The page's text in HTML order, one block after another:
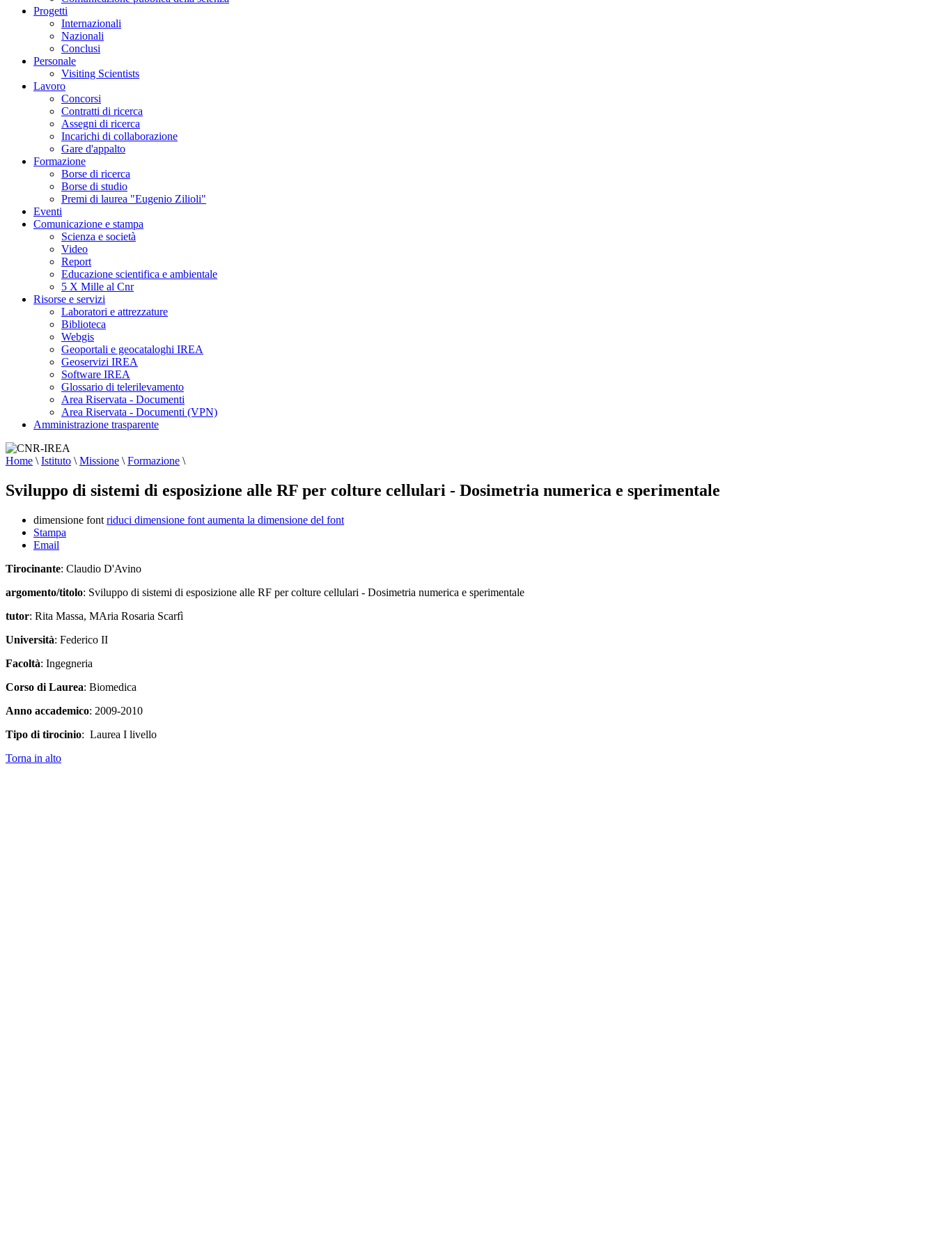
Progetti
Internazionali
Nazionali
Conclusi
Personale
Visiting Scientists
Lavoro
Concorsi
Contratti di ricerca
Assegni di ricerca
Incarichi di collaborazione
Gare d'appalto
Formazione
Borse di ricerca
Borse di studio
Premi di laurea "Eugenio Zilioli"
Eventi
Comunicazione e stampa
Scienza e società
Video
Report
Educazione scientifica e ambientale
5 X Mille al Cnr
Risorse e servizi
Laboratori e attrezzature
Biblioteca
Webgis
Geoportali e geocataloghi IREA
Geoservizi IREA
Software IREA
Glossario di telerilevamento
Area Riservata - Documenti
Area Riservata - Documenti (VPN)
Amministrazione trasparente
Home \ Istituto \ Missione \ Formazione \
Sviluppo di sistemi di esposizione alle RF per colture cellulari - Dosimetria numerica e sperimentale
dimensione font riduci dimensione font aumenta la dimensione del font
Stampa
Email
Tirocinante: Claudio D'Avino
argomento/titolo: Sviluppo di sistemi di esposizione alle RF per colture cellulari - Dosimetria numerica e sperimentale
tutor: Rita Massa, MAria Rosaria Scarfì
Università: Federico II
Facoltà: Ingegneria
Corso di Laurea: Biomedica
Anno accademico: 2009-2010
Tipo di tirocinio: Laurea I livello
Torna in alto